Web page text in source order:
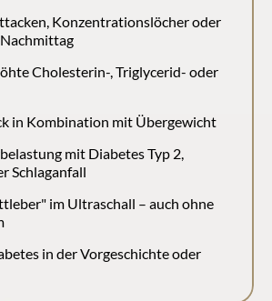
Konzentrationslöcher oder
Nachmittag
Cholesterin-, Triglycerid- oder
in Kombination mit Übergewicht
mit Diabetes Typ 2,
Schlaganfall
im Ultraschall – auch ohne
in der Vorgeschichte oder